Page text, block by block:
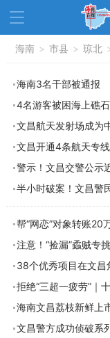
资讯中心 热点
文体 消费
教育 健康
家装 交通
生活 演出
展会 走读海南
人才在线 天涯企服
海南 > 市县 > 琼北
海南3名干部被通报
4名游客被困海上礁
文昌航天发射场成为
文昌开通4条航天专
警示！文昌交警公示
半小时破案！文昌警
帮“网恋”对象转账20
注意！“捡漏”蟊贼专
38个优秀项目在文昌
拒绝“三超一疲劳”｜
海南文昌荔枝新鲜上